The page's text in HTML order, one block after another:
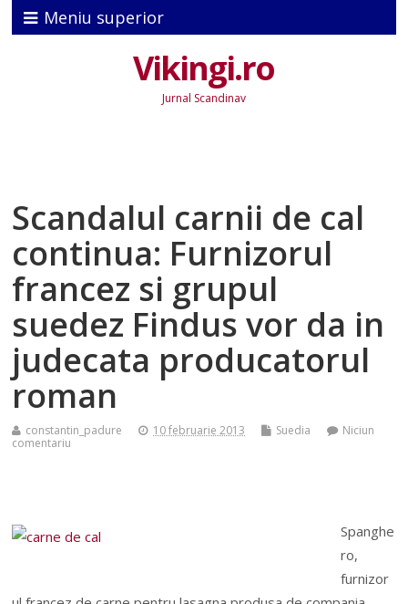
Meniu superior
Vikingi.ro
Jurnal Scandinav
Scandalul carnii de cal
continua: Furnizorul
francez si grupul
suedez Findus vor da in
judecata producatorul
roman
constantin_padure 10 februarie 2013 Suedia
Niciun
comentariu
Spanghe
ro,
furnizor